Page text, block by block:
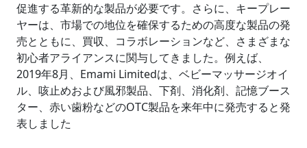
促進する革新的な製品が必要です。さらに、キープレー
ヤーは、市場での地位を確保するための高度な製品の発
売とともに、買収、コラボレーションなど、さまざまな
初心者アライアンスに関与してきました。例えば、
2019年8月、Emami Limitedは、ベビーマッサージオイ
ル、咳止めおよび風邪製品、下剤、消化剤、記憶ブース
ター、赤い歯粉などのOTC製品を来年中に発売すると発
表しました